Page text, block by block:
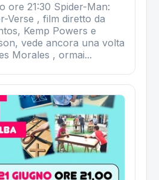
ore 21:30 Spider-Man:
Verse , film diretto da
Kemp Powers e
vede ancora una volta
Morales , ormai...